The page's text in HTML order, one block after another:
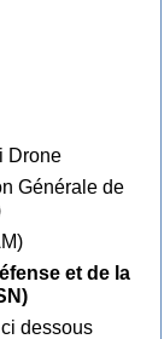
Drone
Générale de
et de la
dessous